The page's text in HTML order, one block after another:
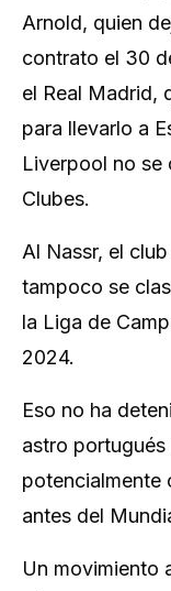
Arnold, quien
contrato el 30
el Real Madrid,
para llevarlo a
Liverpool no se
Clubes.
Al Nassr, el
tampoco se
la Liga de
2024.
Eso no ha
astro
potencialmente
antes del
Un movimiento